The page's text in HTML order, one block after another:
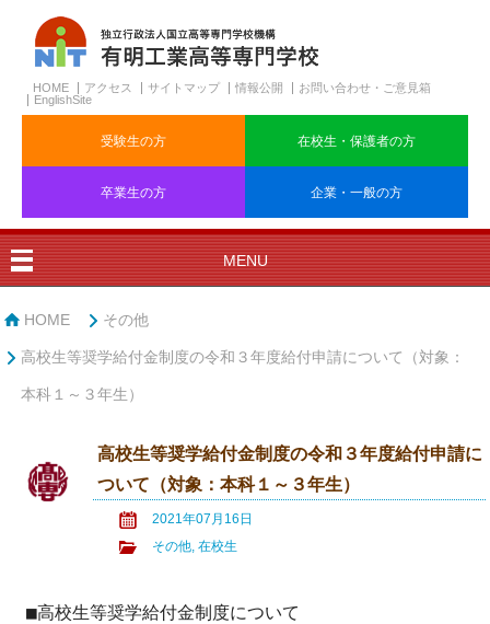
HOME アクセス サイトマップ 情報公開
お問い合わせ・ご意見箱
EnglishSite
受験生の方 在校生・保護者の方
卒業生の方 企業・一般の方
MENU
HOME その他
高校生等奨学給付金制度の令和３年度給付申請について（対象：
本科１～３年生）
高校生等奨学給付金制度の令和３年度給付申請に
ついて（対象：本科１～３年生）
2021年07月16日
その他 ,在校生
■高校生等奨学給付金制度について